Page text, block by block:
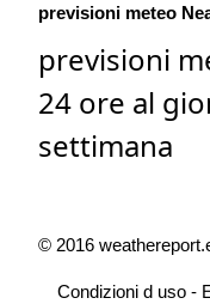
previsioni meteo
previsioni
24 ore al
settimana
© 2016
Condizioni d uso -